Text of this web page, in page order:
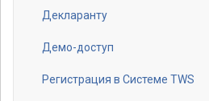
Footer
menu
Декларанту
Демо-доступ
Регистрация в Системе TWS